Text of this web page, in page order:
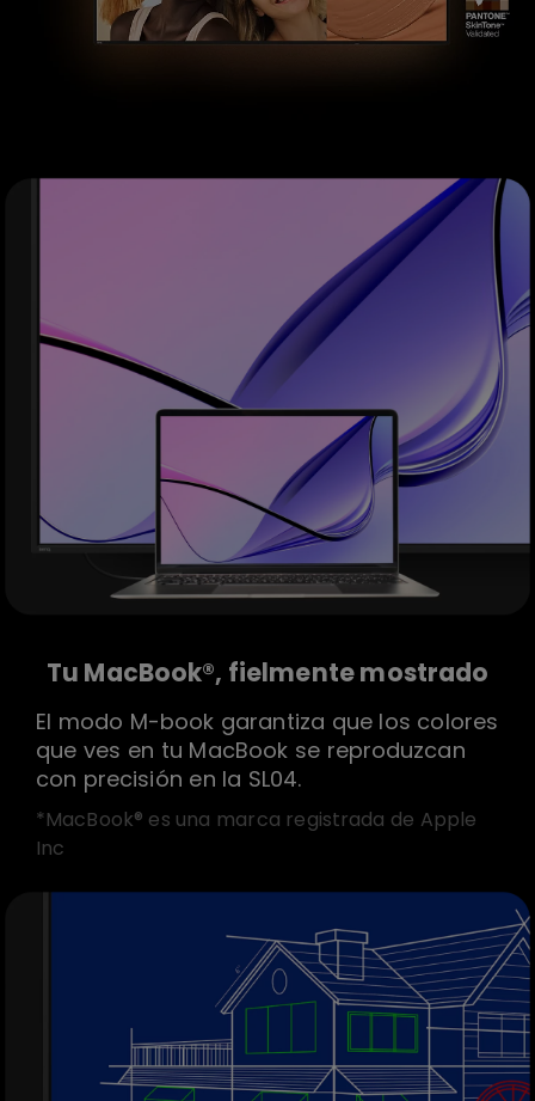
Tu MacBook®, fielmente mostrado
El modo M-book garantiza que los colores
que ves en tu MacBook se reproduzcan
con precisión en la SL04.
*MacBook® es una marca registrada de Apple
Inc